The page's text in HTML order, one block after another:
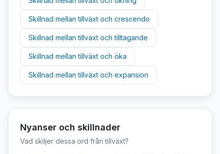
Skillnad mellantillväxt och crescendo
Skillnad mellantillväxt ochtilltagande
Skillnad mellantillväxt och öka
Skillnad mellantillväxt och expansion
Nyanser och skillnader
Vad skiljer dessa ord fråntillväxt?